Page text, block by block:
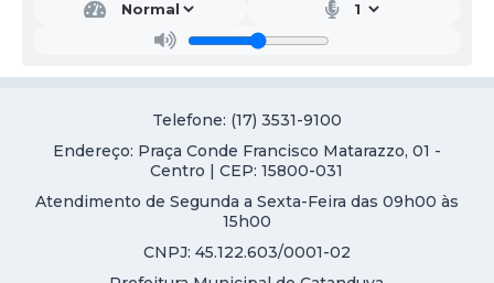
Telefone: (17) 3531-9100
Endereço: Praça Conde Francisco Matarazzo, 01 -
Centro | CEP: 15800-031
Atendimento de Segunda a Sexta-Feira das 09h00 às
15h00
CNPJ: 45.122.603/0001-02